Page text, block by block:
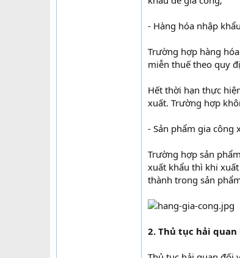
- Hàng hóa nhập
Trường hợp hàng
miễn thuế theo quy
Hết thời hạn thực
xuất. Trường hợp
- Sản phẩm gia công
Trường hợp sản
xuất khẩu thì khi
thành trong sản
2. Thủ tục hải